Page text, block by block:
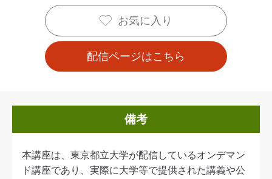
お気に入り
配信ページはこちら
備考
本講座は、東京都立大学が配信しているオンデマン
ド講座であり、実際に大学等で提供された講義や公